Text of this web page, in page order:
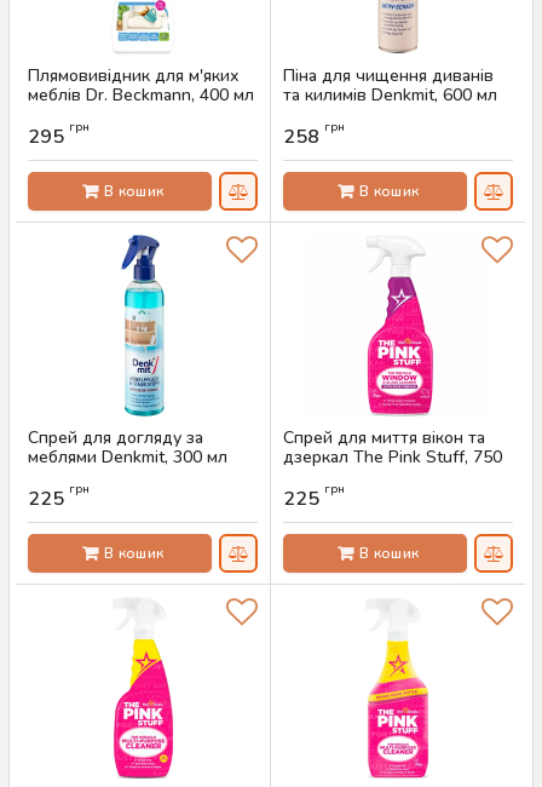
Плямовивідник для м'яких
меблів Dr. Beckmann, 400 мл
295 грн
В кошик
Піна для чищення диванів
та килимів Denkmit, 600 мл
258 грн
В кошик
Спрей для догляду за
меблями Denkmit, 300 мл
225 грн
В кошик
Спрей для миття вікон та
дзеркал The Pink Stuff, 750
Артикул:
225 грн
В кошик